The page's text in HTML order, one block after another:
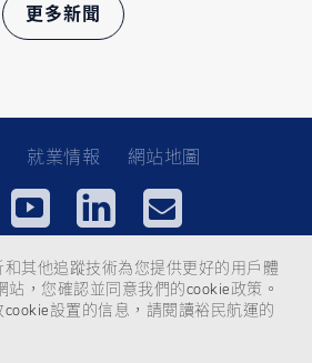
更多新聞
就業情報 網站地圖
其他追蹤技術為您提供更好的用戶體
，您確認並同意我們的cookie政策。
設置的信息，請閱讀裕民航運的